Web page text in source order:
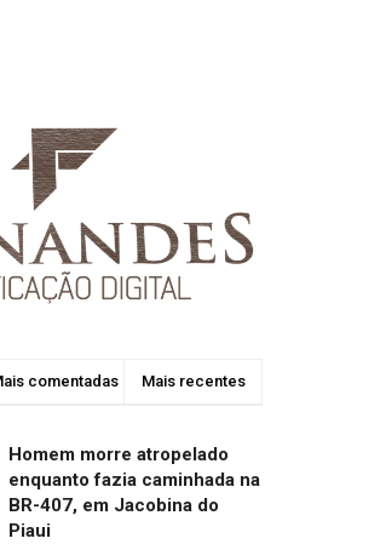
comentadas Mais recentes
Homem morre atropelado
enquanto fazia caminhada na
BR-407, em Jacobina do
Piaui